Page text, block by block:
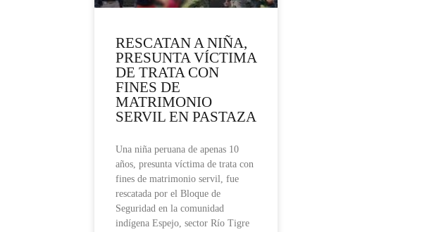
RESCATAN A NIÑA,
PRESUNTA VÍCTIMA
DE TRATA CON
FINES DE
MATRIMONIO
SERVIL EN PASTAZA
Una niña peruana de apenas 10
años, presunta víctima de trata con
fines de matrimonio servil, fue
rescatada por el Bloque de
Seguridad en la comunidad
indígena Espejo, sector Río Tigre